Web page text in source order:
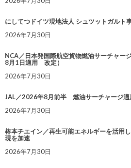
にしてつドイツ現地法人 シュツットガルト
2026年7月30日
NCA／日本発国際航空貨物燃油サーチャー
8月1日適用 改定）
2026年7月30日
JAL／2026年8月前半 燃油サーチャージ適
2026年7月30日
椿本チエイン／再生可能エネルギーを活用
現を加速
2026年7月30日